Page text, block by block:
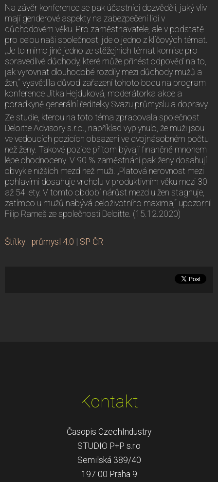
Na závěr konference se pak účastníci dozvěděli, jaký vliv
mají genderové aspekty na zabezpečení lidí v
důchodovém věku. Pro zaměstnavatele, ale v podstatě
pro celou naši společnost, jde o jedno z klíčových témat.
„Je to mimo jiné jedno ze stěžejních témat komise pro
spravedlivé důchody, které může přinést odpověď na to,
jak vyrovnat dlouhodobé rozdíly mezi důchody mužů a
žen,“ vysvětlila důvod zařazení tohoto bodu na program
konference Jitka Hejduková, moderátorka akce a
poradkyně generální ředitelky Svazu průmyslu a dopravy.
Ze studie, kterou na toto téma zpracovala společnost
Deloitte Advisory s.r.o., například vyplynulo, že muži jsou
ve vedoucích pozicích obsazeni ve dvojnásobném počtu
než ženy. Takové pozice přitom bývají finančně mnohem
lépe ohodnoceny. V 90 % zaměstnání pak ženy dosahují
obvykle nižších mezd než muži. „Platová nerovnost mezi
pohlavími dosahuje vrcholu v produktivním věku mezi 30
až 54 lety. V tomto období nárůst mezd u žen stagnuje,
zatímco u mužů nabývá celoživotního maxima,“ upozornil
Filip Rameš ze společnosti Deloitte. (15.12.2020)
Štítky: průmysl 4.0 | SP ČR
Kontakt
Časopis CzechIndustry
STUDIO P+P s.r.o
Semilská 389/40
197 00 Praha 9